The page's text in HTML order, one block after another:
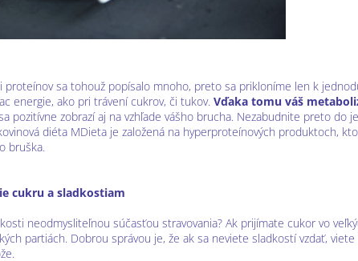
proteínov sa tohouž popísalo mnoho, preto sa prikloníme len k
energie, ako pri trávení cukrov, či tukov. Vďaka tomu váš
pozitívne zobrazí aj na vzhľade vášho brucha. Nezabudnite preto do
diéta MDieta je založená na hyperproteínových produktoch,
bruška.
cukru a sladkostiam
neodmysliteľnou súčasťou stravovania? Ak prijímate cukor vo
partiách. Dobrou správou je, že ak sa neviete sladkostí vzdať,